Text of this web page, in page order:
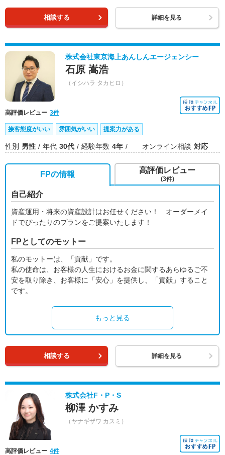
相談する 詳細を見る
株式会社東京海上あんしんエージェンシー
石原 嵩浩
（イシハラ タカヒロ）
高評価レビュー 3件
接客態度がいい 雰囲気がいい 提案力がある
性別 男性 年代 30代 経験年数 4年 オンライン相談 対応
FPの情報
自己紹介
資産運用・将来の資産設計はお任せください！ オーダーメイ
ドでぴったりのプランをご提案いたします！
FPとしてのモットー
私のモットーは、「貢献」です。
私の使命は、お客様の人生におけるお金に関するあらゆるご不
安を取り除き、お客様に「安心」を提供し、「貢献」すること
です。
もっと見る
高評価レビュー
(3件)
相談する 詳細を見る
株式会社F・P・S
柳澤 かすみ
（ヤナギザワ カスミ）
高評価レビュー 4件